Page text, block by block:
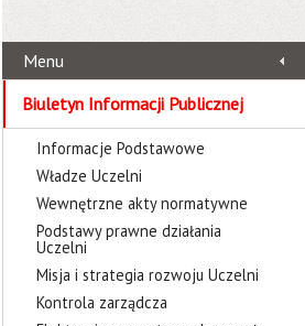
Menu
Biuletyn Informacji Publicznej
Informacje Podstawowe
Władze Uczelni
Wewnętrzne akty normatywne
Podstawy prawne działania
Uczelni
Misja i strategia rozwoju Uczelni
Kontrola zarządcza